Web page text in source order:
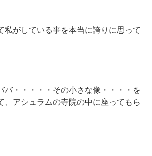
私がしている事を本当に誇りに思って
・・・・・その小さな像・・・・を
、アシュラムの寺院の中に座ってもら